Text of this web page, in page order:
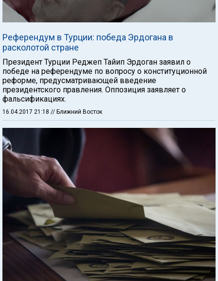
Референдум в Турции: победа Эрдогана в
расколотой стране
Президент Турции Реджеп Тайип Эрдоган заявил о
победе на референдуме по вопросу о конституционной
реформе, предусматривающей введение
президентского правления. Оппозиция заявляет о
фальсификациях.
16.04.2017 21:18 // Ближний Восток